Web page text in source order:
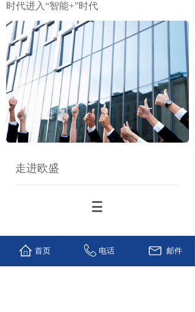
时代进入“智能+”时代
走进欧盛
首页 电话 邮件